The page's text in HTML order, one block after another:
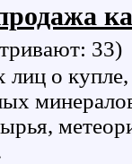
33)
лиц о